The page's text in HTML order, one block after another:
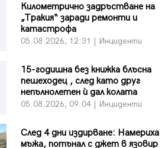
Километрично задръстване на
„Тракия“ заради ремонти и
катастрофа
05.08.2026, 12:31 | Инциденти
15-годишна без книжка блъсна
пешеходец , след като друг
непълнолетен ѝ дал колата
05.08.2026, 09:04 | Инциденти
След 4 дни издирване: Намериха
мъжа, потънал с джет в язовир